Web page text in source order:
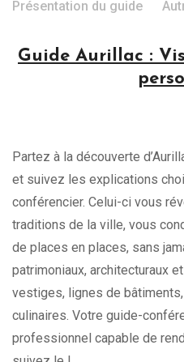
Présentation du guide
Guide Aurillac :
Partez à la découverte
et suivez les explications
conférencier. Celui-ci vous
traditions de la ville, vous
de places en places, sans
patrimoniaux, architecturaux
vestiges, lignes de
culinaires. Votre guide-
professionnel capable de